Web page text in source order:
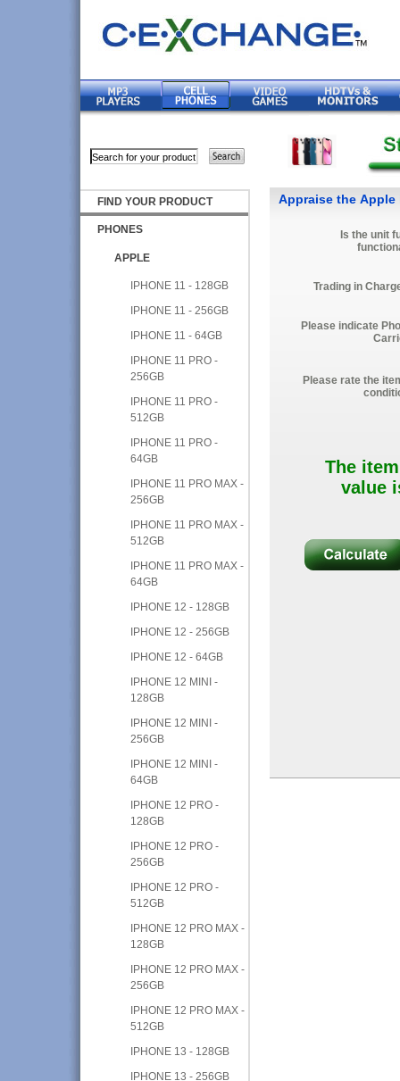
FIND YOUR PRODUCT
PHONES
APPLE
IPHONE 11 - 128GB
IPHONE 11 - 256GB
IPHONE 11 - 64GB
IPHONE 11 PRO -
256GB
IPHONE 11 PRO -
512GB
IPHONE 11 PRO -
64GB
IPHONE 11 PRO MAX -
256GB
IPHONE 11 PRO MAX -
512GB
IPHONE 11 PRO MAX -
64GB
IPHONE 12 - 128GB
IPHONE 12 - 256GB
IPHONE 12 - 64GB
IPHONE 12 MINI -
128GB
IPHONE 12 MINI -
256GB
IPHONE 12 MINI -
64GB
IPHONE 12 PRO -
128GB
IPHONE 12 PRO -
256GB
IPHONE 12 PRO -
512GB
IPHONE 12 PRO MAX -
128GB
IPHONE 12 PRO MAX -
256GB
IPHONE 12 PRO MAX -
512GB
IPHONE 13 - 128GB
IPHONE 13 - 256GB
Appraise the Apple
Is the unit
Trading in
Please indicate
Please rate the
The
value